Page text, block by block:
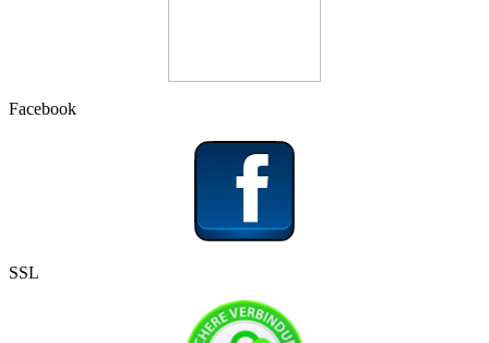
Facebook
SSL